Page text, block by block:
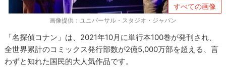
すべての画像
画像提供：ユニバーサル・スタジオ・ジャパン
「名探偵コナン」は、2021年10月に単行本100巻が発刊され、
全世界累計のコミックス発行部数が2億5,000万部を超える、言
わずと知れた国民的大人気作品です。